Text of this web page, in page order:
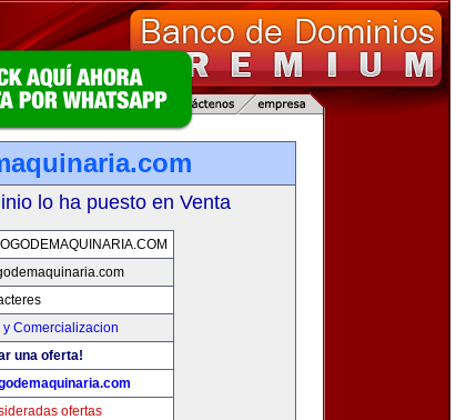
lo ha puesto en Venta
y Comercializacion
una oferta!
ofertas